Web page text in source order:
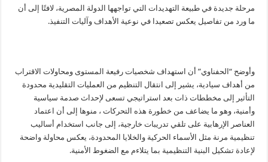
مرحلة جديدة في طبيعة التهديدات التي تواجهها الدولة المصرية، لافتًا إلى أن
ما ورد من تفاصيل يعكس تصعيدا في نوعية الأهداف وآليات التنفيذ.
وأوضح “الحفناوي” أن استهداف شخصيات رفيعة المستوى ومحاولات الاقتراب
من أهداف سيادية، يشير إلى انتقال التنظيم من العمليات التقليدية محدودة
التأثير إلى مخططات ذات بعد استراتيجي تسعى لإحداث صدمة سياسية
وأمنية، وهو ما يضاعف من خطورة هذه التحركات ، منوها إلى أن اعتماد
العناصر الإرهابية على تلقي تدريبات خارجية، إلى جانب استخدام أساليب
تنظيمية مرنة مثل الأسماء الحركية والخلايا المحدودة، يعكس محاولة واضحة
لإعادة تشكيل البنية التنظيمية بما يتلاءم مع الضغوط الأمنية.